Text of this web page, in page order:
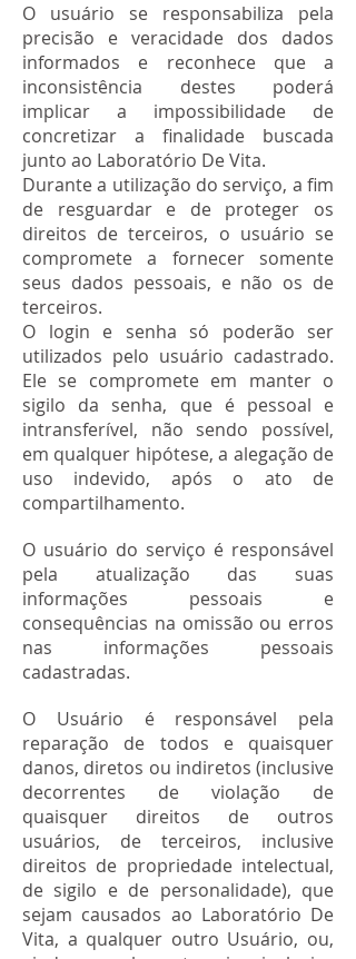
O usuário se responsabiliza pela
precisão e veracidade dos dados
informados e reconhece que a
inconsistência destes poderá
implicar a impossibilidade de
concretizar a finalidade buscada
junto ao Laboratório De Vita.
Durante a utilização do serviço, a fim
de resguardar e de proteger os
direitos de terceiros, o usuário se
compromete a fornecer somente
seus dados pessoais, e não os de
terceiros.
O login e senha só poderão ser
utilizados pelo usuário cadastrado.
Ele se compromete em manter o
sigilo da senha, que é pessoal e
intransferível, não sendo possível,
em qualquer hipótese, a alegação de
uso indevido, após o ato de
compartilhamento.
O usuário do serviço é responsável
pela atualização das suas
informações pessoais e
consequências na omissão ou erros
nas informações pessoais
cadastradas.
O Usuário é responsável pela
reparação de todos e quaisquer
danos, diretos ou indiretos (inclusive
decorrentes de violação de
quaisquer direitos de outros
usuários, de terceiros, inclusive
direitos de propriedade intelectual,
de sigilo e de personalidade), que
sejam causados ao Laboratório De
Vita, a qualquer outro Usuário, ou,